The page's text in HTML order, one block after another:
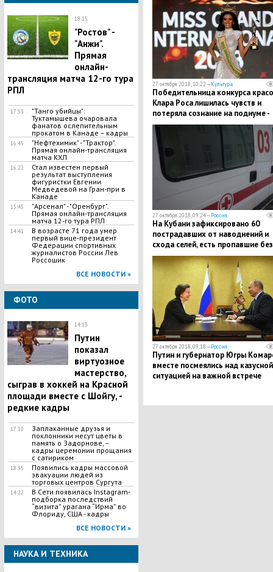
18:15
"Ростов" -
"Анжи".
Прямая
онлайн-
трансляция матча 12-го тура
РПЛ
17:53
"Танго убийцы":
Туктамышева очаровала
фанатов ослепительным
прокатом в Канаде – кадры
16:45
"Нефтехимик" - "Трактор".
Прямая онлайн-трансляция
матча КХЛ
16:22
​Стал известен первый
результат выступления
фигуристки Евгении
Медведевой на Гран-при в
Канаде
15:45
"Арсенал" - "Оренбург".
Прямая онлайн-трансляция
матча 12-го тура РПЛ
14:41
​В возрасте 71 года умер
первый вице-президент
Федерации спортивных
журналистов России Лев
Россошик
ВСЕ НОВОСТИ »
ФОТО
14:13
Путин
показал
виртуозное
мастерство,
сыграв в хоккей на Красной
площади вместе с Шойгу, -
редкие кадры
17:10
Заплаканные друзья и
поклонники несут цветы в
память о Задорнове, –
кадры церемонии прощания
с сатириком
18:35
Появились кадры массовой
эвакуации людей из
торговых центров Сургута
14:22
В Сети появилась Іnstagram-
подборка последствий
“визита” урагана “Ирма” во
Флориду, США - кадры
ВСЕ НОВОСТИ »
НАУКА И ТЕХНИКА
27 октября 2018, 10:22 —Культура
​Победительница конкурса
Клара Роса лишилась чувств и
потеряла сознание на подиуме -
кадры
27 октября 2018, 09:24 —Россия
На Кубани зафиксировано 60
пострадавших от наводнений и
схода селей, есть пропавшие без
вести
27 октября 2018, 09:18 —Россия
​Путин и губернатор Югры
вместе посмеялись над казусной
ситуацией на важной встрече